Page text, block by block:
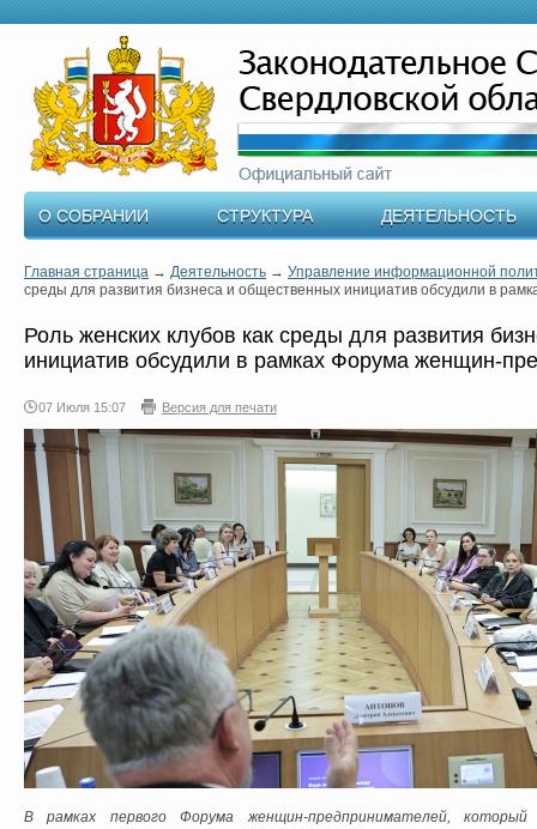
О СОБРАНИИ СТРУКТУРА ДЕЯТЕЛЬНОСТЬ
Главная страница → Деятельность → Управление информационной
среды для развития бизнеса и общественных инициатив обсудили в
Роль женских клубов как среды для развития
инициатив обсудили в рамках Форума женщин-
07 Июля 15:07 Версия для печати
В рамках первого Форума женщин-предпринимателей,